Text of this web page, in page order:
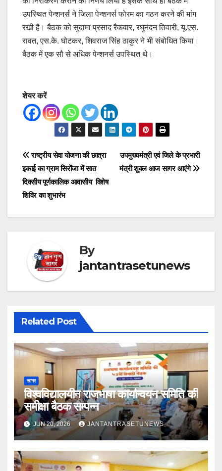
उपस्थित पेन्शनर्स ने जिला पेन्शनर्स फोरम का गठन करने की मांग
रखी है। बैठक को सुदामा प्रसाद रैकवार, रघुनंदन तिवारी, यू.एस.
रावत, एस.के. घोटकर, शिवराज सिंह ठाकुर ने भी संबोधित किया।
बैठक में एक सौ से अधिक पेन्शनर्स उपस्थित थे।
शेयर करें
Post
navigation
उपमुख्यमंत्री एवं जिले के प्रभारी
मंत्री शुक्ल आज सागर आएंगे
राष्ट्रीय सेवा योजना की छात्रा
इकाई का ग्राम सिरोंजा में सात
दिवसीय पूर्णकालिक आवासीय विशेष
शिविर का शुभारंभ
By
jantantrasetunews
Related Post
सागर
विश्वविद्यालयीन राजभाषा कार्यान्वयन समिति की
समीक्षा बैठक सम्पन्न
JUN 20, 2026 JANTANTRASETUNEWS